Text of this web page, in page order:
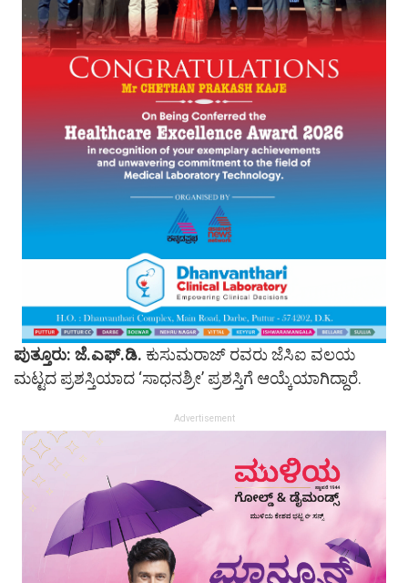
ಪುತ್ತೂರು: ಜೆ.ಎಫ್.ಡಿ. ಕುಸುಮರಾಜ್ ರವರು ಜೆಸಿಐ ವಲಯ
ಮಟ್ಟದ ಪ್ರಶಸ್ತಿಯಾದ ‘ಸಾಧನಶ್ರೀ’ ಪ್ರಶಸ್ತಿಗೆ ಆಯ್ಕೆಯಾಗಿದ್ದಾರೆ.
Advertisement